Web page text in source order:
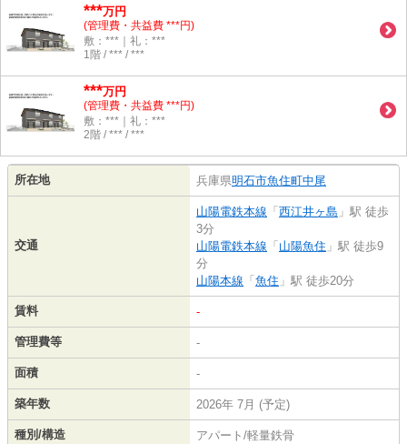
***万円
(管理費・共益費 ***円)
敷：***｜礼：***
1階 / *** / ***
***万円
(管理費・共益費 ***円)
敷：***｜礼：***
2階 / *** / ***
所在地 兵庫県明石市魚住町中尾
交通
山陽電鉄本線 「 西江井ヶ島 」駅 徒歩
3分
山陽電鉄本線 「 山陽魚住 」駅 徒歩9
分
山陽本線 「 魚住 」駅 徒歩20分
賃料 -
管理費等 -
面積 -
築年数 2026年 7月 (予定)
種別/構造 アパート/軽量鉄骨